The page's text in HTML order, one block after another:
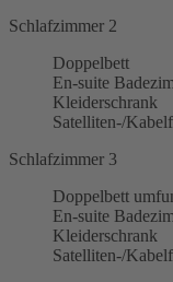
Schlafzimmer 2
Doppelbett
En-suite
Kleiderschrank
Satelliten-/
Schlafzimmer 3
Doppelbett
En-suite
Kleiderschrank
Satelliten-/